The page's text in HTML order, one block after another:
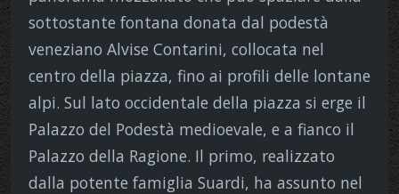
sottostante fontana donata dal podestà
veneziano Alvise Contarini, collocata nel
centro della piazza, fino ai profili delle lontane
alpi. Sul lato occidentale della piazza si erge il
Palazzo del Podestà medioevale, e a fianco il
Palazzo della Ragione. Il primo, realizzato
dalla potente famiglia Suardi, ha assunto nel